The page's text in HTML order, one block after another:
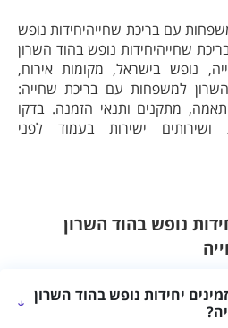
עם בריכת שחייהיחידות נופש
שחייהיחידות נופש בהוד השרון
נופש בישראל, מקומות אירוח,
למשפחות עם בריכת שחייה:
מתקנים ותנאי הזמנה. בדקו
ושירותים ישירות בעמוד לפני
למשפחות עם בריכת שחייה
מומלץ לבדוק אם היא פרטית או
בתאריכים המבוקשים, מהן שעות
נופש בהוד השרון
יחידות נופש בהוד השרון